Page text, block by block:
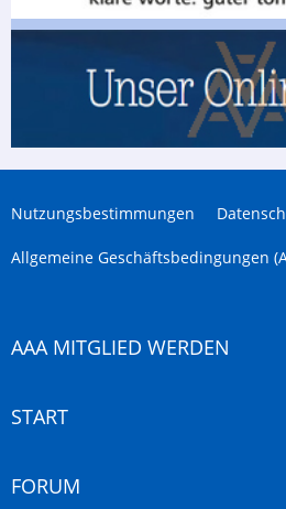
Nutzungsbestimmungen
Allgemeine Geschäftsbedingungen
AAA MITGLIED WERDEN
START
FORUM